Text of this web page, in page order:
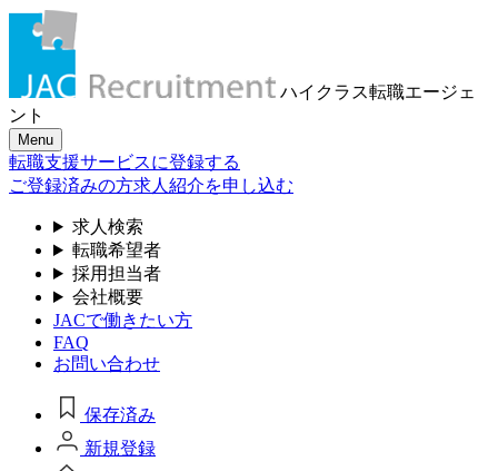
ハイクラス転職エージェ
ント
Menu
転職支援サービスに登録する
ご登録済みの方求人紹介を申し込む
求人検索
転職希望者
採用担当者
会社概要
JACで働きたい方
FAQ
お問い合わせ
保存済み
新規登録